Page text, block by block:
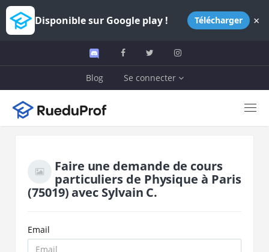
Disponible sur Google play ! Télécharger ×
Blog Se connecter
Faire une demande de cours
particuliers de Physique à Paris
(75019)avec Sylvain C.
Email